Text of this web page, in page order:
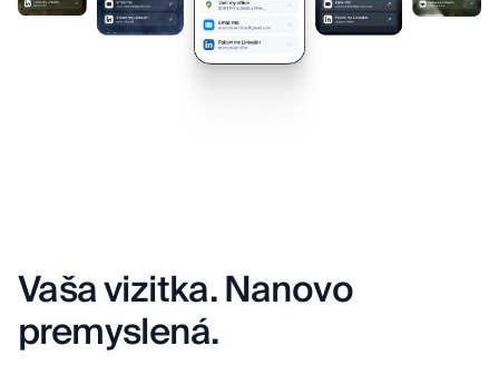
Vaša vizitka. Nanovo
premyslená.